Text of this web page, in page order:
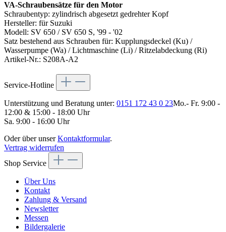
VA-Schraubensätze für den Motor
Schraubentyp: zylindrisch abgesetzt gedrehter Kopf
Hersteller: für Suzuki
Modell: SV 650 / SV 650 S, '99 - '02
Satz bestehend aus Schrauben für: Kupplungsdeckel (Ku) /
Wasserpumpe (Wa) / Lichtmaschine (Li) / Ritzelabdeckung (Ri)
Artikel-Nr.: S208A-A2
Service-Hotline
Unterstützung und Beratung unter: 0151 172 43 0 23Mo.- Fr. 9:00 -
12:00 & 15:00 - 18:00 Uhr
Sa. 9:00 - 16:00 Uhr
Oder über unserKontaktformular.
Vertrag widerrufen
Shop Service
Über Uns
Kontakt
Zahlung & Versand
Newsletter
Messen
Bildergalerie